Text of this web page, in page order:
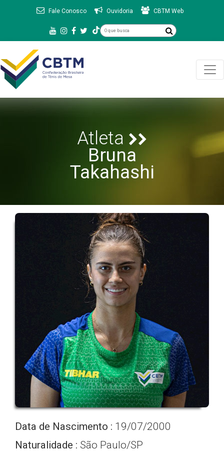
Fale Conosco Ouvidoria CBTM Web
Atleta
Bruna
Takahashi
Data de Nascimento : 19/07/2000
Naturalidade : São Paulo/SP